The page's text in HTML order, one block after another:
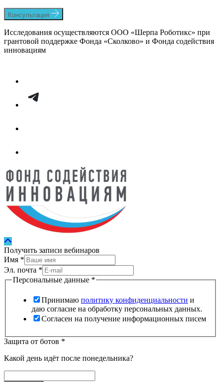
Консультация
Исследования осуществляются ООО «Шерпа Роботикс» при
грантовой поддержке Фонда «Сколково» и Фонда содействия
инновациям
Получить записи вебинаров
Имя *
Эл. почта *
Персональные данные *
Принимаю политику конфиденциальности и
даю согласие на обработку персональных данных.
Согласен на получение информационных писем
Защита от ботов *
Какой день идёт после понедельника?